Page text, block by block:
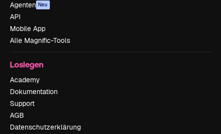
Agenten Neu
API
Mobile App
Alle Magnific-Tools
Loslegen
Academy
Dokumentation
Support
AGB
Datenschutzerklärung